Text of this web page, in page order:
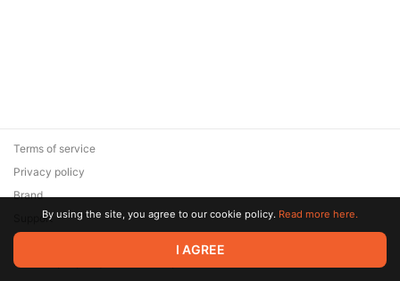
© 2026 Zaya Solutions Limited. All rights reserved. All trademarks
are the property of their respective owners.
Terms of service
Privacy policy
Brand
SupportBy using the site, you agree to our cookie policy. Read more here.
I AGREE